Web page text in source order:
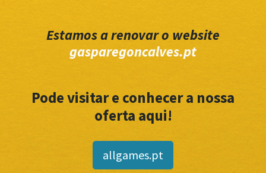
Estamos a renovar o website
gasparegoncalves.pt
Pode visitar e conhecer a nossa
oferta aqui!
allgames.pt